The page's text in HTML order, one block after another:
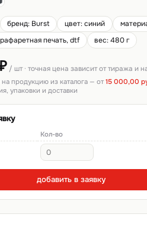
бренд: Burst цвет: синий
печать, dtf
вес: 480 г
/ шт · точная цена зависит от тиража и
продукцию из каталога — от15 000,00
упаковки и доставки
Кол-во
добавить в заявку